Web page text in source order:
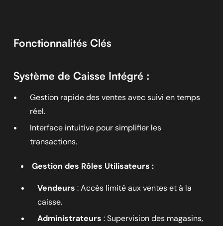
Fonctionnalités Clés
Système de Caisse Intégré :
Gestion rapide des ventes avec suivi en temps
réel.
Interface intuitive pour simplifier les
transactions.
Gestion des Rôles Utilisateurs :
Vendeurs : Accès limité aux ventes et à la
caisse.
Administrateurs : Supervision des magasins,